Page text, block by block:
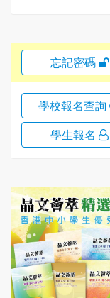
忘記密碼
學校報名查詢
學生報名